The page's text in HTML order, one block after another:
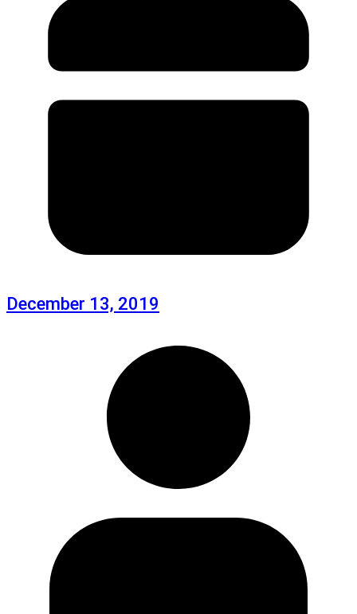
December 13, 2019